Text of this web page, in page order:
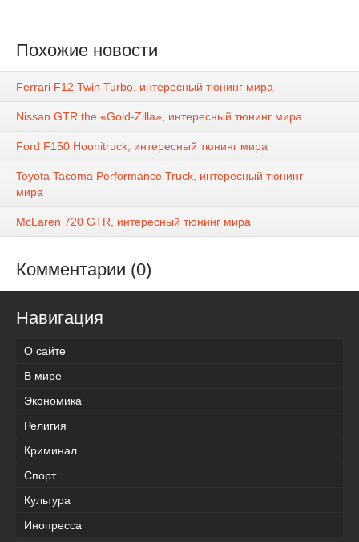
Похожие новости
Ferrari F12 Twin Turbo, интересный тюнинг мира
Nissan GTR the «Gold-Zilla», интересный тюнинг мира
Ford F150 Hoonitruck, интересный тюнинг мира
Toyota Tacoma Performance Truck, интересный тюнинг
мира
McLaren 720 GTR, интересный тюнинг мира
Комментарии (0)
Навигация
О сайте
В мире
Экономика
Религия
Криминал
Спорт
Культура
Инопресса